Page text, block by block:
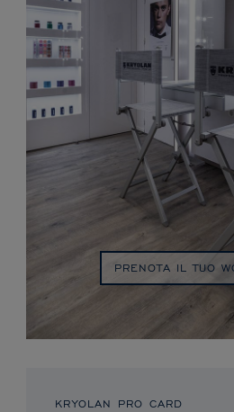
PRENOTA IL TUO
KRYOLAN PRO CARD